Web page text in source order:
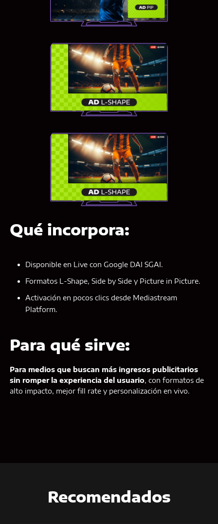
Qué incorpora:
Disponible en Live con Google DAI SGAI.
Formatos L-Shape, Side by Side y Picture in Picture.
Activación en pocos clics desde Mediastream
Platform.
Para qué sirve:
Para medios que buscan más ingresos publicitarios
sin romper la experiencia del usuario, con formatos de
alto impacto, mejor fill rate y personalización en vivo.
Recomendados